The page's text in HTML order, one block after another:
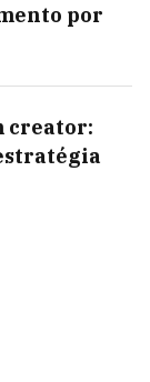
por
creator: